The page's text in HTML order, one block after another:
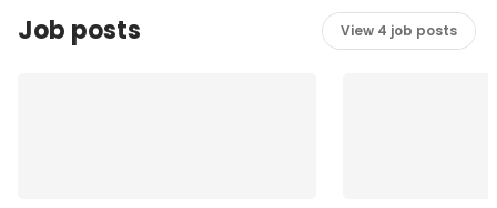
Job posts View 4 job posts